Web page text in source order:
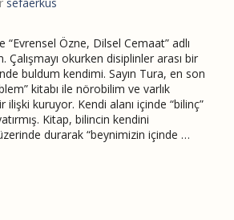
Özne, Dilsel Cemaat” adlı
Çalışmayı okurken disiplinler arası bir
buldum kendimi. Sayın Tura, en son
kitabı ile nörobilim ve varlık
ilişki kuruyor. Kendi alanı içinde “bilinç”
Kitap, bilincin kendini
durarak “beynimizin içinde …